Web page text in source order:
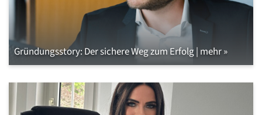
Gründungsstory: Der sichere Weg zum Erfolg | mehr »